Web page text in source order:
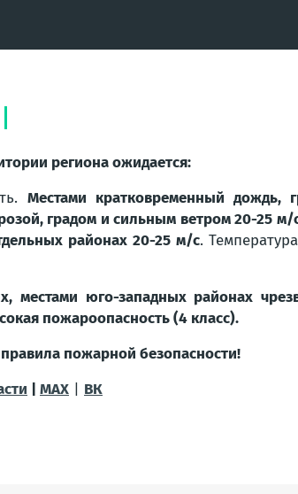
региона ожидается:
Местами кратковременный дождь,
градом и сильным ветром 20-25 м/
районах 20-25 м/с.
местами юго-западных районах
пожароопасность (4 класс).
пожарной безопасности!
MAX
ВК